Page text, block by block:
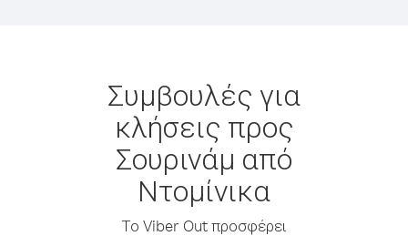
Συμβουλές για
κλήσεις προς
Σουρινάμ από
Ντομίνικα
Το Viber Out προσφέρει